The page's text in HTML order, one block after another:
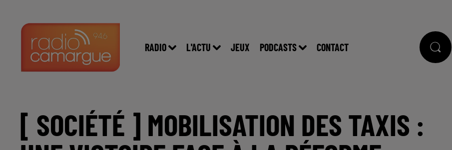
RADIO L'ACTU JEUX PODCASTS CONTACT
[ SOCIÉTÉ ] MOBILISATION DES TAXIS :